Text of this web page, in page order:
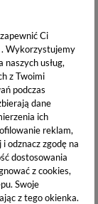
Ci
. Wykorzystujemy
usług,
z Twoimi
podczas
dane
ich
reklam,
odznacz zgodę na
dostosowania
z cookies,
Swoje
z tego okienka.
OUT
Powiększający
Ust - 11 Out